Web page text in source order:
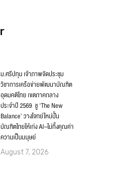
ม.ศรีปทุม เจ้าภาพจัดประชุม
วิชาการเครือข่ายพัฒนาบัณฑิต
อุดมคติไทย เขตภาคกลาง
ประจำปี 2569 ชู ‘The New
Balance’ วางโจทย์ใหม่ปั้น
บัณฑิตไทยให้เก่ง AI–ไม่ทิ้งคุณค่า